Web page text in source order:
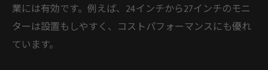
DTMでモニタースピーカーは必要かの判断
基準
業には有効です。例えば、24インチから27インチのモニ
ターは設置もしやすく、コストパフォーマンスにも優れ
ています。